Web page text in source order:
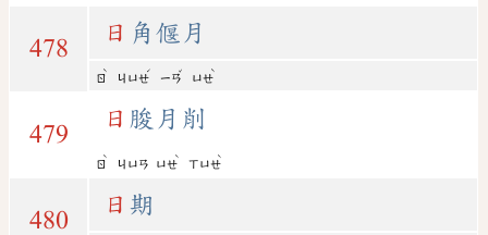
478
日 角偃月
ㄖ
ˋ
ㄐㄩㄝ
ˊ
ㄧㄢ
ˇ
ㄩㄝ
ˋ
479
日 朘月削
ㄖ
ˋ
ㄐㄩㄢ ㄩㄝ
ˋ
ㄒㄩㄝ
ˋ
480
日 期